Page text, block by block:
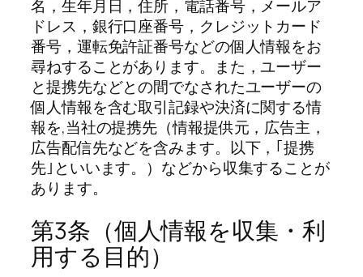
名，生年月日，住所，電話番号，メールア
ドレス，銀行口座番号，クレジットカード
番号，運転免許証番号などの個人情報をお
尋ねすることがあります。また，ユーザー
と提携先などとの間でなされたユーザーの
個人情報を含む取引記録や決済に関する情
報を,当社の提携先（情報提供元，広告主，
広告配信先などを含みます。以下，｢提携
先｣といいます。）などから収集することが
あります。
第3条（個人情報を収集・利
用する目的）